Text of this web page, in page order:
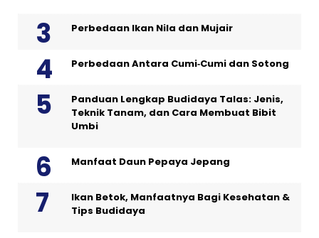
Perbedaan Ikan Nila dan Mujair
Perbedaan Antara Cumi‑Cumi dan Sotong
Panduan Lengkap Budidaya Talas: Jenis,
Teknik Tanam, dan Cara Membuat Bibit
Umbi
Manfaat Daun Pepaya Jepang
Ikan Betok, Manfaatnya Bagi Kesehatan &
Tips Budidaya